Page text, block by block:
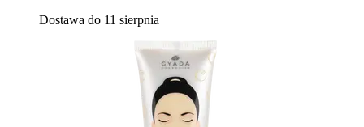
Dostawa do 11 sierpnia